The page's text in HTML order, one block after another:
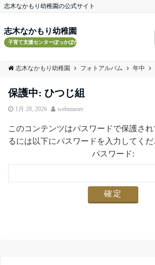
志木なかもり幼稚園の公式サイト
志木なかもり幼稚園
子育て支援センターぽっかぽかルーム
志木なかもり幼稚園 フォトアルバム 年中
保護中: ひつじ組
1月 28, 2026 webmaster
このコンテンツはパスワードで保護さ
るには以下にパスワードを入力してくだ
パスワード: